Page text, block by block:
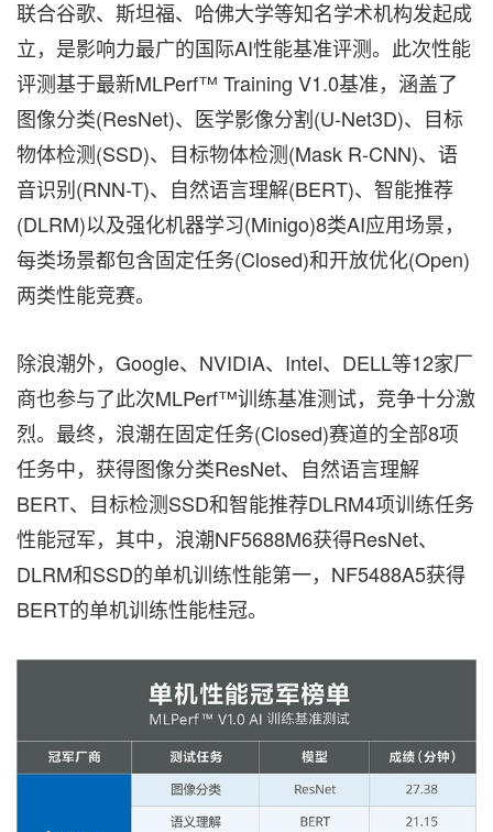
联合谷歌、斯坦福、哈佛大学等知名学术机构发起成
立，是影响力最广的国际AI性能基准评测。此次性能
评测基于最新MLPerf™ Training V1.0基准，涵盖了
图像分类(ResNet)、医学影像分割(U-Net3D)、目标
物体检测(SSD)、目标物体检测(Mask R-CNN)、语
音识别(RNN-T)、自然语言理解(BERT)、智能推荐
(DLRM)以及强化机器学习(Minigo)8类AI应用场景，
每类场景都包含固定任务(Closed)和开放优化(Open)
两类性能竞赛。
除浪潮外，Google、NVIDIA、Intel、DELL等12家厂
商也参与了此次MLPerf™训练基准测试，竞争十分激
烈。最终，浪潮在固定任务(Closed)赛道的全部8项
任务中，获得图像分类ResNet、自然语言理解
BERT、目标检测SSD和智能推荐DLRM4项训练任务
性能冠军，其中，浪潮NF5688M6获得ResNet、
DLRM和SSD的单机训练性能第一，NF5488A5获得
BERT的单机训练性能桂冠。